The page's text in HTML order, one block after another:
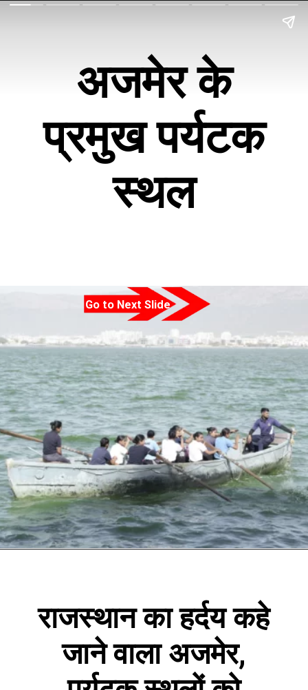
अजमेर के
प्रमुख पर्यटक
स्थल
Go to Next Slide
राजस्थान का हर्दय कहे
जाने वाला अजमेर,